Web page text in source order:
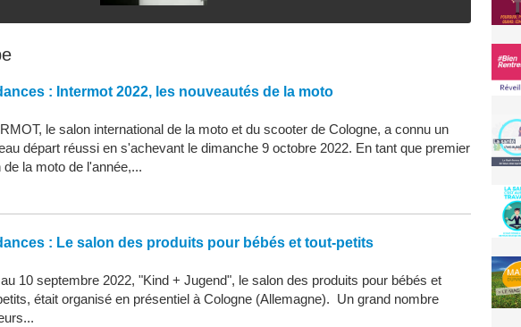
: Intermot 2022, les nouveautés de la moto
le salon international de la moto et du scooter de Cologne, a connu un
départ réussi en s'achevant le dimanche 9 octobre 2022. En tant que premier
de la moto de l'année,...
: Le salon des produits pour bébés et tout-petits
10 septembre 2022, "Kind + Jugend", le salon des produits pour bébés et
était organisé en présentiel à Cologne (Allemagne). Un grand nombre